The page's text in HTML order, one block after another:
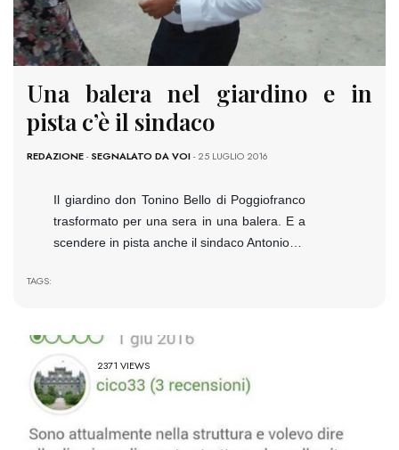
Una balera nel giardino e in
pista c’è il sindaco
REDAZIONE-SEGNALATO DA VOI- 25 LUGLIO 2016
Il giardino don Tonino Bello di Poggiofranco
trasformato per una sera in una balera. E a
scendere in pista anche il sindaco Antonio…
TAGS:
2371 VIEWS